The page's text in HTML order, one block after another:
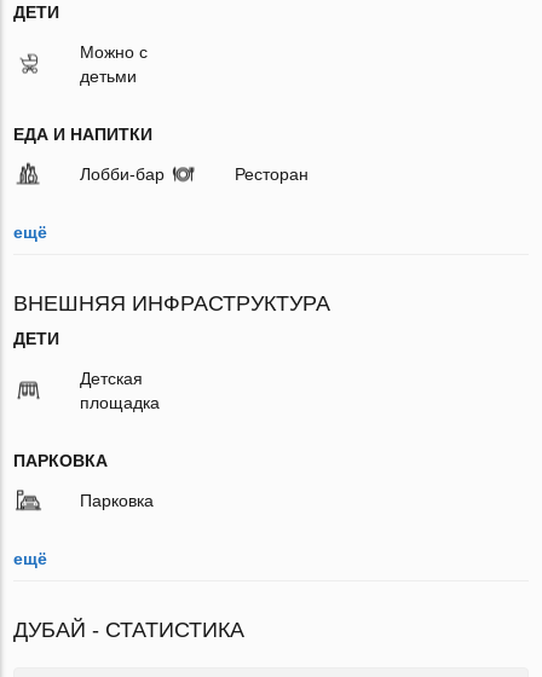
ДЕТИ
Можно с
детьми
ЕДА И НАПИТКИ
Лобби-бар Ресторан
ещё
ВНЕШНЯЯ ИНФРАСТРУКТУРА
ДЕТИ
Детская
площадка
ПАРКОВКА
Парковка
ещё
ДУБАЙ - СТАТИСТИКА